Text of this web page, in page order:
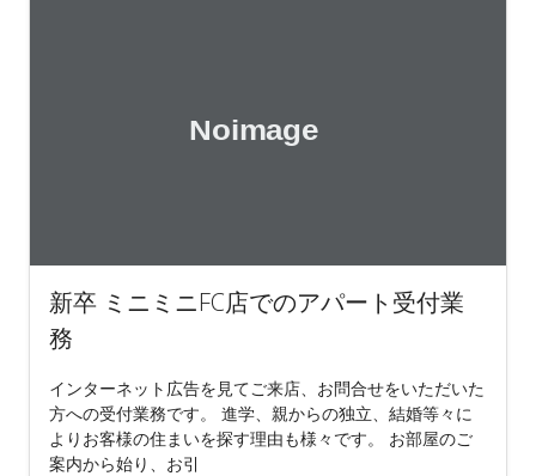
新卒 ミニミニFC店でのアパート受付業
務
インターネット広告を見てご来店、お問合せをいただいた
方への受付業務です。 進学、親からの独立、結婚等々に
よりお客様の住まいを探す理由も様々です。 お部屋のご
案内から始り、お引